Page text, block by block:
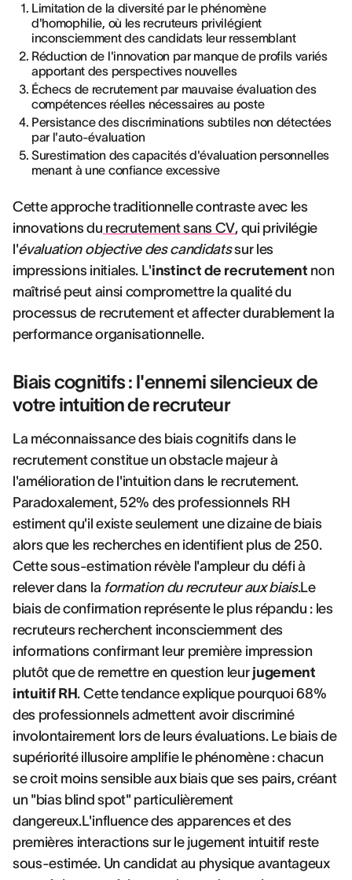
Limitation de la diversité par le phénomène
d'homophilie, où les recruteurs privilégient
inconsciemment des candidats leur ressemblant
Réduction de l'innovation par manque de profils variés
apportant des perspectives nouvelles
Échecs de recrutement par mauvaise évaluation des
compétences réelles nécessaires au poste
Persistance des discriminations subtiles non détectées
par l'auto-évaluation
Surestimation des capacités d'évaluation personnelles
menant à une confiance excessive
Cette approche traditionnelle contraste avec les
innovations du recrutement sans CV, qui privilégie
l'évaluation objective des candidatssur les
impressions initiales. L'instinct de recrutement non
maîtrisé peut ainsi compromettre la qualité du
processus de recrutement et affecter durablement la
performance organisationnelle.
Biais cognitifs : l'ennemi silencieux de
votre intuition de recruteur
La méconnaissance des biais cognitifs dans le
recrutement constitue un obstacle majeur à
l'amélioration de l'intuition dans le recrutement.
Paradoxalement, 52% des professionnels RH
estiment qu'il existe seulement une dizaine de biais
alors que les recherches en identifient plus de 250.
Cette sous-estimation révèle l'ampleur du défi à
relever dans la formation du recruteur aux biais.Le
biais de confirmation représente le plus répandu : les
recruteurs recherchent inconsciemment des
informations confirmant leur première impression
plutôt que de remettre en question leur jugement
intuitif RH. Cette tendance explique pourquoi 68%
des professionnels admettent avoir discriminé
involontairement lors de leurs évaluations. Le biais de
supériorité illusoire amplifie le phénomène : chacun
se croit moins sensible aux biais que ses pairs, créant
un "bias blind spot" particulièrement
dangereux.L'influence des apparences et des
premières interactions sur le jugement intuitif reste
sous-estimée. Un candidat au physique avantageux